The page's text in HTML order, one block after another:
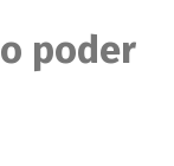
poder